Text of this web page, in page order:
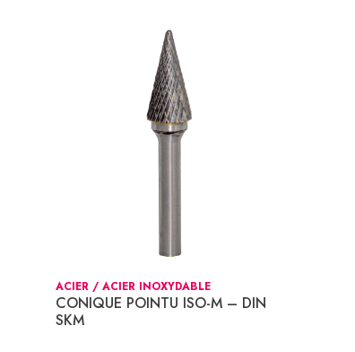
ACIER / ACIER INOXYDABLE
CONIQUE POINTU ISO-M – DIN
SKM